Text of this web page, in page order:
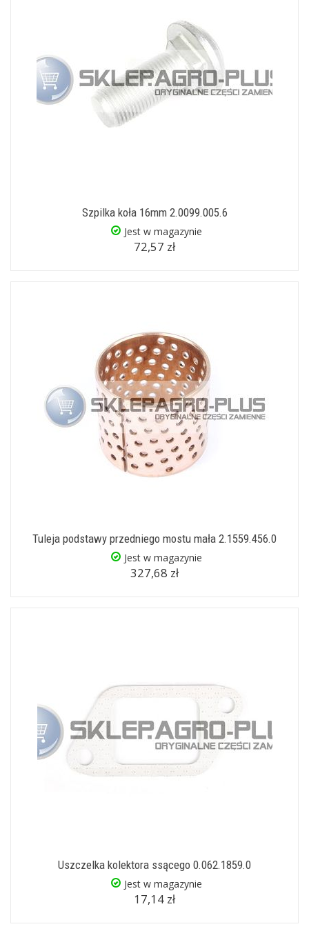
Szpilka koła 16mm 2.0099.005.6
Jest w magazynie
72,57 zł
Tuleja podstawy przedniego mostu mała 2.1559.456.0
Jest w magazynie
327,68 zł
Uszczelka kolektora ssącego 0.062.1859.0
Jest w magazynie
17,14 zł